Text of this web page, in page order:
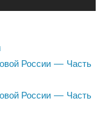
России — Часть
России — Часть